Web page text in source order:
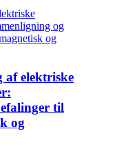
elektriske
til
og